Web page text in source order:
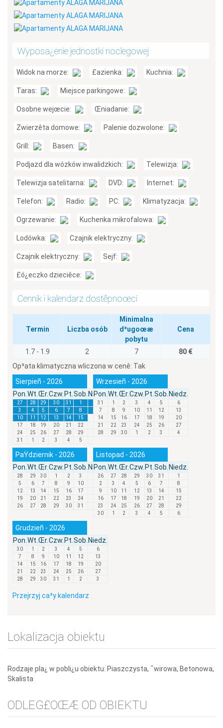
Wyposa¿enie jednostki noclegowej
Widok na morze: £azienka: Kuchnia:
Taras: Miejsce parkingowe:
Osobne wejœcie: Œniadanie:
Zwierzêta domowe: Palenie dozwolone:
Grill: Basen:
Podjazd dla wózków inwalidzkich: Telewizja:
Telewizja satelitarna: DVD: Internet:
Telefon: Radio: PC: Klimatyzacja:
Ogrzewanie: Kuchenka mikrofalowa:
Lodówka: Czajnik elektryczny:
Czajnik elektryczny: Sejf:
£ó¿eczko dzieciêce:
Cennik i kalendarz dostêpnoœci
Termin Liczba osób
Minimalna
d³ugoœæ
pobytu
Cena
1.7 - 1.9 2 7
80 €
Op³ata klimatyczna wliczona w cenê: Tak
Sierpieñ - 2026
Pon. Wt. Œr.Czw. Pt. Sob. Niedz.
27 28 29 30 31 1
2
3
4 5 6 7 8
9
10
11 12 13 14 15
16
17
18 19 20 21 22
23
24
25 26 27 28 29
30
31
1 2 3 4 5
Wrzesieñ - 2026
Pon. Wt. Œr.Czw. Pt. Sob. Niedz.
31 1 2 3 4 5
6
7
8 9 10 11 12
13
14
15 16 17 18 19
20
21
22 23 24 25 26
27
28
29 30 1 2 3 4
PaŸdziernik - 2026
Pon. Wt. Œr.Czw. Pt. Sob. Niedz.
28 29 30 1 2 3
4
5
6 7 8 9 10
11
12
13 14 15 16 17
18
19
20 21 22 23 24
25
26
27 28 29 30 31 1
Listopad - 2026
Pon. Wt. Œr.Czw. Pt. Sob. Niedz.
26 27 28 29 30 31
1
2
3 4 5 6 7
8
9
10 11 12 13 14
15
16
17 18 19 20 21
22
23
24 25 26 27 28
29
30
1 2 3 4 5 6
Grudzieñ - 2026
Pon. Wt. Œr.Czw. Pt. Sob. Niedz.
30 1 2 3 4 5
6
7
8 9 10 11 12
13
14
15 16 17 18 19
20
21
22 23 24 25 26
27
28
29 30 31 1 2 3
Przejrzyj ca³y kalendarz
Lokalizacja obiektu
Rodzaje pla¿ w pobli¿u obiektu: Piaszczysta, ¯wirowa, Betonowa,
Skalista
ODLEG£OŒÆ OD OBIEKTU